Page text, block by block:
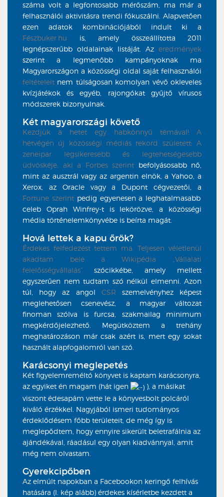
száma volt a legfontosabb mérőszám, ma már a
felhasználói aktivitásra trendi fókuszálni. Alapvetően
ezen adatok kombinációjából indult ki a
Fészbuker.hu is, amely összeállította 2011
legnépszerűbb oldalainak listáját. Az eredmények
szerint a legmenőbb kampányoknak ma
Magyarországon a közösségi oldal saját felhasználói
feltételeit nem túlságosan komolyan vévő okleveles
kvízjátékok és egyéb, rajongókat gyűjtő vírusos
módszerek bizonyulnak.
Két magyarországi követő
Kezdjük a hetet egy habkönnyű témával! A
hétvégén új közösségi médiás rekord született: A
zeneipar legsikeresebb és legtehetségesebb
üdvöskéje, aki a Forbes szerint befolyásosabb nő,
mint az ausztrál vagy az argentin elnök, a Yahoo, a
Xerox, az Oracle vagy a Dupont cégvezetői, a
Fortune szerint pedig egyenesen a leghatalmasabb
celeb Oprah Winfrey-t is lekörözve, a közösségi
média történelemkönyvébe is beírta magát.
Hová lettek a kapu őrök?
Érdekes felfedezést tettem ma. Teljesen véletlenül
akadtam bele a Wikipédia
„Vállalati
felelősségvállalás” szócikkébe, amely mellett
egyszerűen nem tudtam szó nélkül elmenni. Azon
túl, hogy az angol CSR szemelvényhez képest
meglehetősen csenevész, a magyar változat
finoman szólva is furcsa, szakmailag minimum
megkérdőjelezhető. Megütköztem a trehány
meghatározáson már csak azért is, mert egy sokat
használt alapfogalomról van szó.
Karácsonyi meglepetés
Két figyelemreméltó könyvet is kaptam karácsonyra,
az egyiket én magam (hát igen
), a másikat
viszont édesapám vette le a könyvesbolt polcáról
kiváló érzékkel. Nagyjából ismeri tudományos
érdeklődésem főbb területeit, de még így is
meglepődtem, hogy ennyire sikerült beletrafálnia az
ajándékával, ráadásul egy olyan kiadvánnyal, amit
még nem olvastam.
Gyerekcipőben
Az elmúlt napokban a Facebookon keringő felhívás
hatására (l. kép alább) érdekes kísérletbe kezdett a